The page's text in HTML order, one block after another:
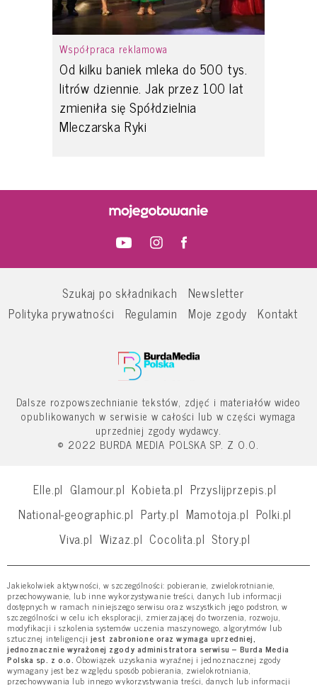
Współpraca reklamowa
Od kilku baniek mleka do 500 tys.
litrów dziennie. Jak przez 100 lat
zmieniła się Spółdzielnia
Mleczarska Ryki
Szukaj po składnikach
Newsletter
Polityka prywatności
Regulamin Moje zgody Kontakt
Dalsze rozpowszechnianie tekstów, zdjęć i materiałów wideo
opublikowanych w serwisie w całości lub w części wymaga
uprzedniej zgody wydawcy.
© 2022 BURDA MEDIA POLSKA SP. Z O.O.
Elle.pl Glamour.pl Kobieta.pl Przyslijprzepis.pl
National-geographic.pl Party.pl Mamotoja.pl Polki.pl
Viva.pl Wizaz.pl Cocolita.pl Story.pl
Jakiekolwiek aktywności, w szczególności: pobieranie, zwielokrotnianie,
przechowywanie, lub inne wykorzystywanie treści, danych lub informacji
dostępnych w ramach niniejszego serwisu oraz wszystkich jego podstron, w
szczególności w celu ich eksploracji, zmierzającej do tworzenia, rozwoju,
modyfikacji i szkolenia systemów uczenia maszynowego, algorytmów lub
sztucznej inteligencji jest zabronione oraz wymaga uprzedniej,
jednoznacznie wyrażonej zgody administratora serwisu – Burda Media
Polska sp. z o.o. Obowiązek uzyskania wyraźnej i jednoznacznej zgody
wymagany jest bez względu sposób pobierania, zwielokrotniania,
przechowywania lub innego wykorzystywania treści, danych lub informacji